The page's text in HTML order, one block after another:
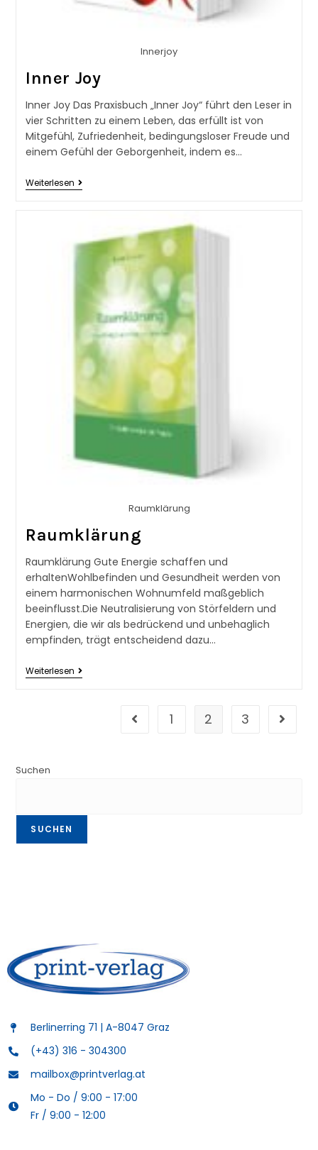
Innerjoy
Inner Joy
Inner Joy Das Praxisbuch „Inner Joy“ führt den Leser in
vier Schritten zu einem Leben, das erfüllt ist von
Mitgefühl, Zufriedenheit, bedingungsloser Freude und
einem Gefühl der Geborgenheit, indem es…
Weiterlesen
Raumklärung
Raumklärung
Raumklärung Gute Energie schaffen und
erhaltenWohlbefinden und Gesundheit werden von
einem harmonischen Wohnumfeld maßgeblich
beeinflusst.Die Neutralisierung von Störfeldern und
Energien, die wir als bedrückend und unbehaglich
empfinden, trägt entscheidend dazu…
Weiterlesen
1 2 3
Suchen
SUCHEN
Berlinerring 71 | A-8047 Graz
(+43) 316 - 304300
mailbox@printverlag.at
Mo - Do / 9:00 - 17:00
Fr / 9:00 - 12:00